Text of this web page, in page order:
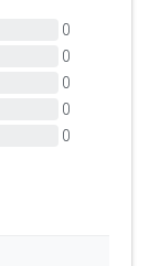
0
0
0
0
0